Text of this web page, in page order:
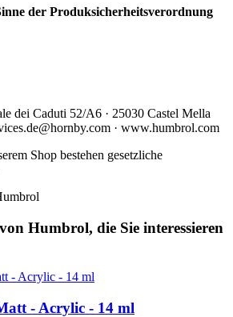
der Produksicherheitsverordnung
dei Caduti 52/A6 · 25030 Castel Mella
· www.humbrol.com
Shop bestehen gesetzliche
Humbrol, die Sie interessieren
- Acrylic - 14 ml